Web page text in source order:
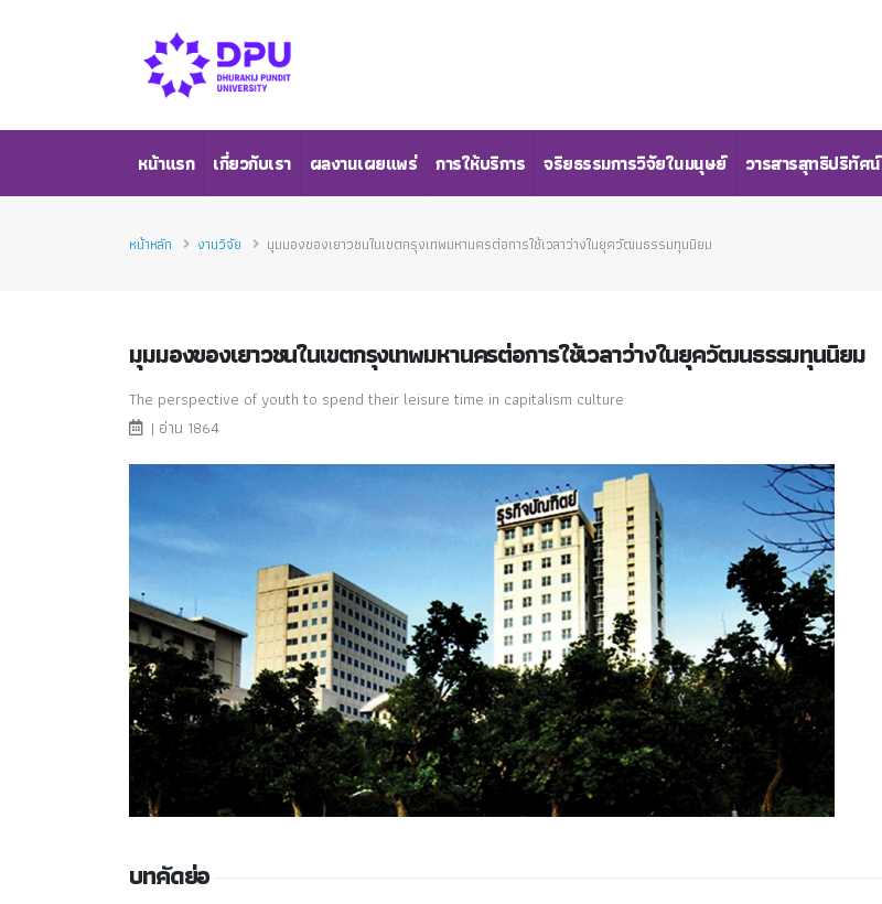
หน้าแรก เกี่ยวกับเรา ผลงานเผยแพร่ การให้บริการ จริยธรรมการวิจัยในมนุษย์ วารสารสุทธิปริทัศน์
หน้าหลัก งานวิจัย มุมมองของเยาวชนในเขตกรุงเทพมหานครต่อการใช้เวลาว่างในยุควัฒนธรรมทุนนิยม
มุมมองของเยาวชนในเขตกรุงเทพมหานครต่อการใช้เวลาว่างในยุควัฒนธรรมทุนนิยม
The perspective of youth to spend their leisure time in capitalism culture
| อ่าน 1864
บทคัดย่อ